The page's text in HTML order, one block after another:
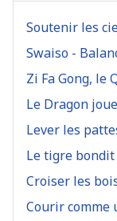
Soutenir les
Swaiso -
Zi Fa Gong, le
Le Dragon
Lever les
Le tigre
Croiser les
Courir comme